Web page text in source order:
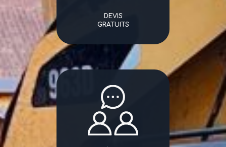
DEVIS
GRATUITS